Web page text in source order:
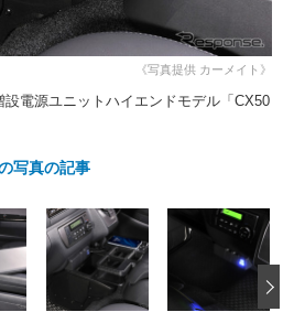
プロショップ検索
コラム
インタビュー
イベントレポート
《写真提供 カーメイト》
設電源ユニットハイエンドモデル「CX50
写真の記事